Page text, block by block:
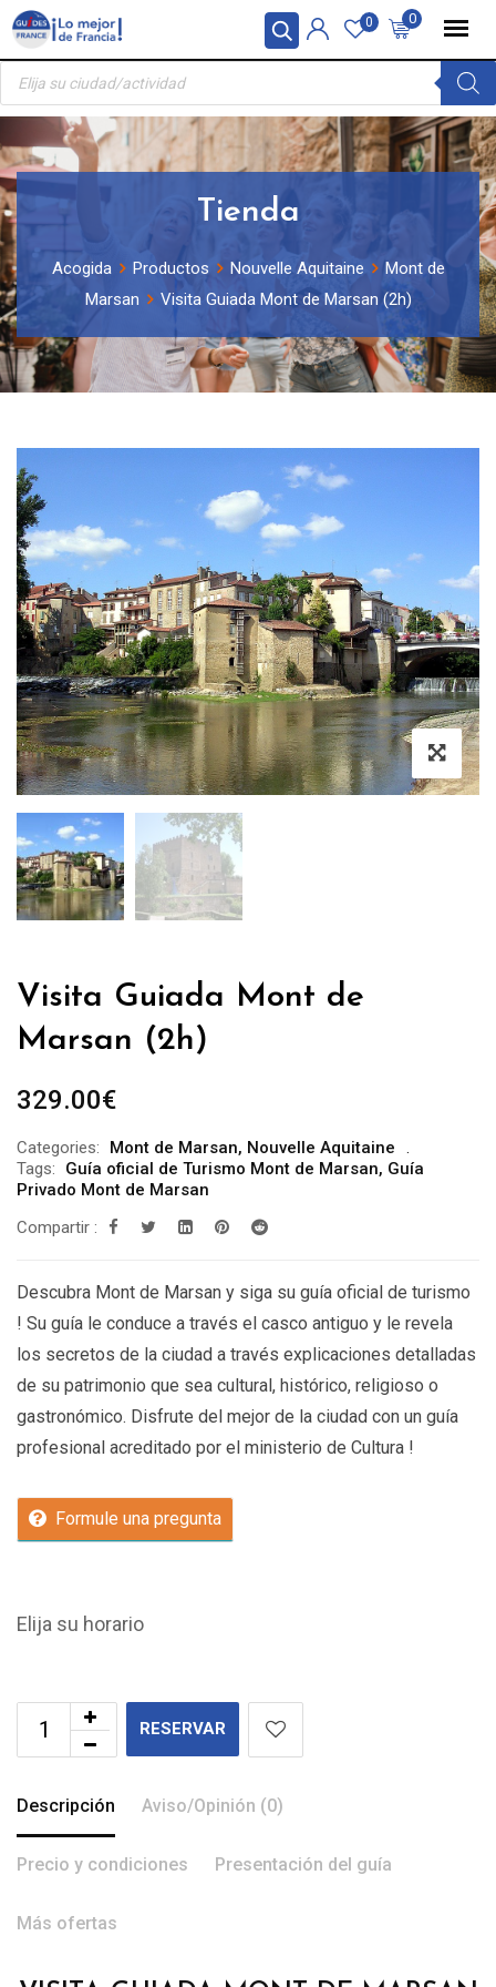
Panel de gestión de cookies
Skip
content
0
0
Búsqueda
productos
Tienda
Acogida Productos Nouvelle Aquitaine
Mont de
Marsan
Visita Guiada Mont de Marsan (2h)
Visita Guiada Mont de
Marsan (2h)
329.00€
Categories: Mont de Marsan, Nouvelle Aquitaine
Tags:
Guía oficial de Turismo Mont de Marsan, Guía
Privado Mont de Marsan
Compartir :
Descubra Mont de Marsan y siga su guía oficial de turismo
! Su guía le conduce a través el casco antiguo y le revela
los secretos de la ciudad a través explicaciones detalladas
de su patrimonio que sea cultural, histórico, religioso o
gastronómico. Disfrute del mejor de la ciudad con un guía
profesional acreditado por el ministerio de Cultura !
Formule una pregunta
Elija su horario
RESERVAR
Descripción Aviso/Opinión (0)
Precio y condiciones Presentación del guía
Más ofertas